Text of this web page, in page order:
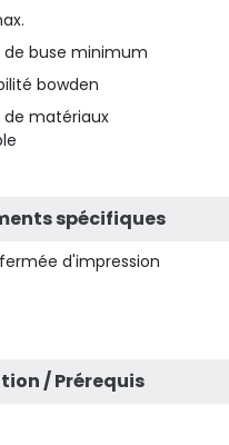
buse minimum
bowden
de matériaux
spécifiques
d'impression
/ Prérequis